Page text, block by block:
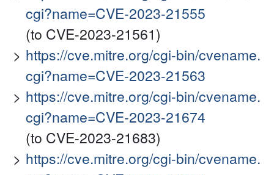
cgi?name=CVE-2023-21555
(to CVE-2023-21561)
https://cve.mitre.org/cgi-bin/cvename.
cgi?name=CVE-2023-21563
https://cve.mitre.org/cgi-bin/cvename.
cgi?name=CVE-2023-21674
(to CVE-2023-21683)
https://cve.mitre.org/cgi-bin/cvename.